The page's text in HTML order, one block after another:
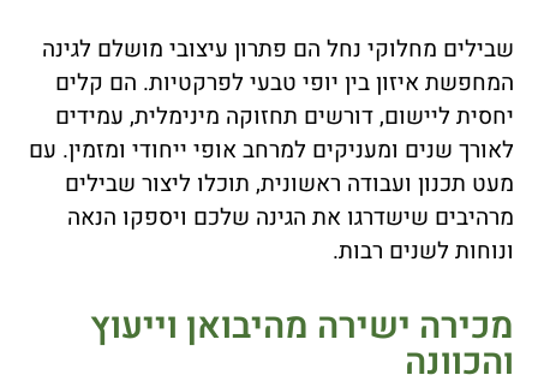
שבילים מחלוקי נחל הם פתרון עיצובי מושלם לגינה
המחפשת איזון בין יופי טבעי לפרקטיות. הם קלים
יחסית ליישום, דורשים תחזוקה מינימלית, עמידים
לאורך שנים ומעניקים למרחב אופי ייחודי ומזמין. עם
מעט תכנון ועבודה ראשונית, תוכלו ליצור שבילים
מרהיבים שישדרגו את הגינה שלכם ויספקו הנאה
ונוחות לשנים רבות.
מכירה ישירה מהיבואן וייעוץ
והכוונה